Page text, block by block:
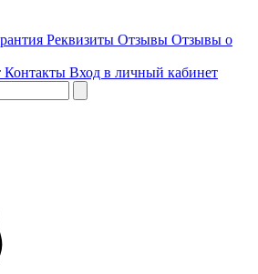
Реквизиты Отзывы Отзывы о
Контакты Вход в личный кабинет